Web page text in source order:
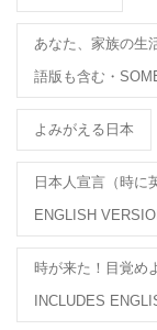
あなた、家族の生
語版も含む・
よみがえる日本
日本人宣言（時に
ENGLISH
時が来た！目覚め
INCLUDES